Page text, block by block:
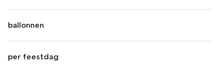
ballonnen
per feestdag